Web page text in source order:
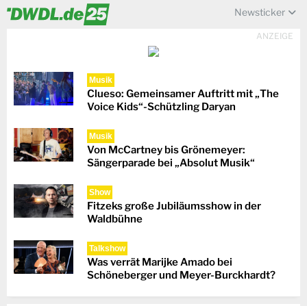
Newsticker
ANZEIGE
Musik
Clueso: Gemeinsamer Auftritt mit „The
Voice Kids“-Schützling Daryan
Musik
Von McCartney bis Grönemeyer:
Sängerparade bei „Absolut Musik“
Show
Fitzeks große Jubiläumsshow in der
Waldbühne
Talkshow
Was verrät Marijke Amado bei
Schöneberger und Meyer-Burckhardt?